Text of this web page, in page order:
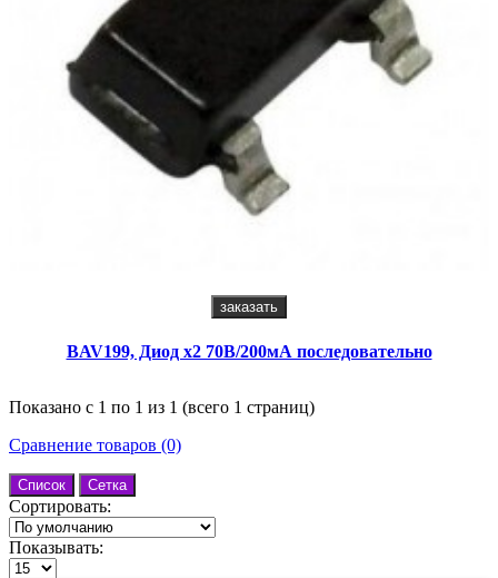
заказать
BAV199, Диод х2 70В/200мА последовательно
Показано с 1 по 1 из 1 (всего 1 страниц)
Сравнение товаров (0)
Список Сетка
Сортировать:
Показывать: